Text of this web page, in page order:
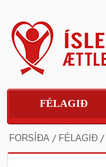
FORSÍÐA FÉLAGIÐ
FÉLAGIÐ